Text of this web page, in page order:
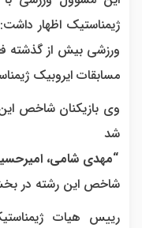
ژیمناستیک اظهار
ورزشی بیش از گذشته
مسابقات ایروبیک
وی بازیکنان شاخص
شد
“مهدی شامی،
شاخص این رشته در
رییس هیات